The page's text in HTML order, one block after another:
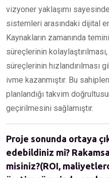
vizyoner yaklaşımı
sistemleri arasındaki dijital
Kaynakların zamanında
süreçlerinin
süreçlerinin hızlandırılması
ivme kazanmıştır. Bu
planlandığı takvim
geçirilmesini sağlamıştır.
Proje sonunda ortaya
edebildiniz mi?
misiniz?(ROI,